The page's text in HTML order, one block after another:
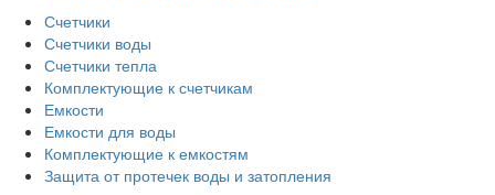
Счетчики
Счетчики воды
Счетчики тепла
Комплектующие к счетчикам
Емкости
Емкости для воды
Комплектующие к емкостям
Защита от протечек воды и затопления